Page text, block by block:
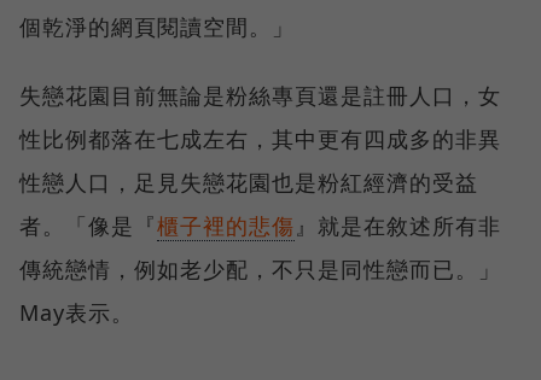
個乾淨的網頁閱讀空間。」
失戀花園目前無論是粉絲專頁還是註冊人口，女
性比例都落在七成左右，其中更有四成多的非異
性戀人口，足見失戀花園也是粉紅經濟的受益
者。「像是『櫃子裡的悲傷』就是在敘述所有非
傳統戀情，例如老少配，不只是同性戀而已。」
May表示。